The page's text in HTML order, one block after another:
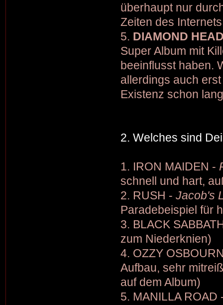
überhaupt nur
Zeiten des
5. DIAMOND
Super Album mit
beeinflusst haben.
allerdings auch
Existenz schon
2. Welches sind
1. IRON MAIDEN -
schnell und hart,
2. RUSH -Jacob's
Paradebeispiel für
3. BLACK
zum Niederknien)
4. OZZY
Aufbau, sehr
auf dem Album)
5. MANILLA ROAD